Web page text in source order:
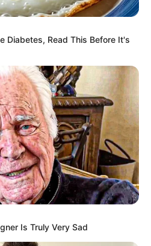
από τη Συρία
έναν 19χρονο Σομαλό σε
έξω από τηνΠάτρα.
πρόθεση κατά
Diabetes, Read This Before It's
Is Truly Very Sad